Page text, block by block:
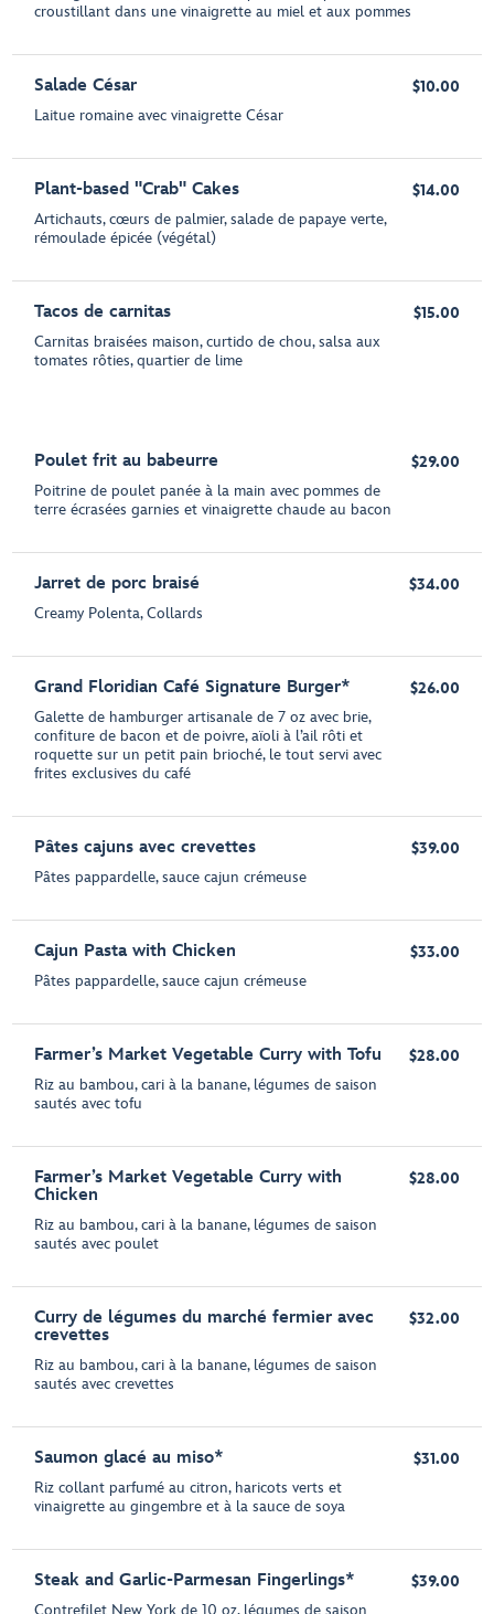
croustillant dans une vinaigrette au miel et aux pommes
Salade César
Laitue romaine avec vinaigrette César
$10.00
Plant-based "Crab" Cakes
Artichauts, cœurs de palmier, salade de papaye verte,
rémoulade épicée (végétal)
$14.00
Tacos de carnitas
Carnitas braisées maison, curtido de chou, salsa aux
tomates rôties, quartier de lime
$15.00
Poulet frit au babeurre
Poitrine de poulet panée à la main avec pommes de
terre écrasées garnies et vinaigrette chaude au bacon
$29.00
Jarret de porc braisé
Creamy Polenta, Collards
$34.00
Grand Floridian Café Signature Burger*
Galette de hamburger artisanale de 7 oz avec brie,
confiture de bacon et de poivre, aïoli à l’ail rôti et
roquette sur un petit pain brioché, le tout servi avec
frites exclusives du café
$26.00
Pâtes cajuns avec crevettes
Pâtes pappardelle, sauce cajun crémeuse
$39.00
Cajun Pasta with Chicken
Pâtes pappardelle, sauce cajun crémeuse
$33.00
Farmer’s Market Vegetable Curry with Tofu
Riz au bambou, cari à la banane, légumes de saison
sautés avec tofu
$28.00
Farmer’s Market Vegetable Curry with
Chicken
Riz au bambou, cari à la banane, légumes de saison
sautés avec poulet
$28.00
Curry de légumes du marché fermier avec
crevettes
Riz au bambou, cari à la banane, légumes de saison
sautés avec crevettes
$32.00
Saumon glacé au miso*
Riz collant parfumé au citron, haricots verts et
vinaigrette au gingembre et à la sauce de soya
$31.00
Steak and Garlic-Parmesan Fingerlings*
Contrefilet New York de 10 oz, légumes de saison
$39.00